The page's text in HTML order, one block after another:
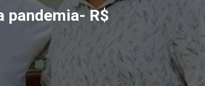
pandemia- R$